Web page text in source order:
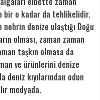
bir o kadar da tehlikelidir.
denize ulaştığı Doğu
olması, zaman zaman
taşkın olmasa da
ve ürünlerini denize
deniz kıyılarından odun
medyada.